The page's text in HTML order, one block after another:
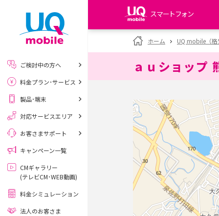
スマートフォン
my UQ WiMAX
UQ WiMAX ご契約の方
My UQ mobile
UQ mobile
データチャージサイト
ホーム UQ mobile（
ａｕショップ
ご検討中の方へ
料金プラン･サービス
製品･端末
対応サービスエリア
お客さまサポート
キャンペーン一覧
CMギャラリー
(テレビCM･WEB動画)
料金シミュレーション
法人のお客さま